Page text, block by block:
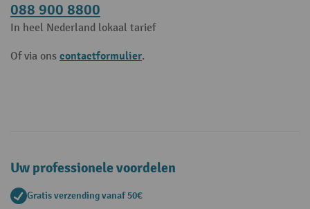
088 900 8800
In heel Nederland lokaal tarief
Of via ons contactformulier.
Uw professionele voordelen
Gratis verzending vanaf 50€